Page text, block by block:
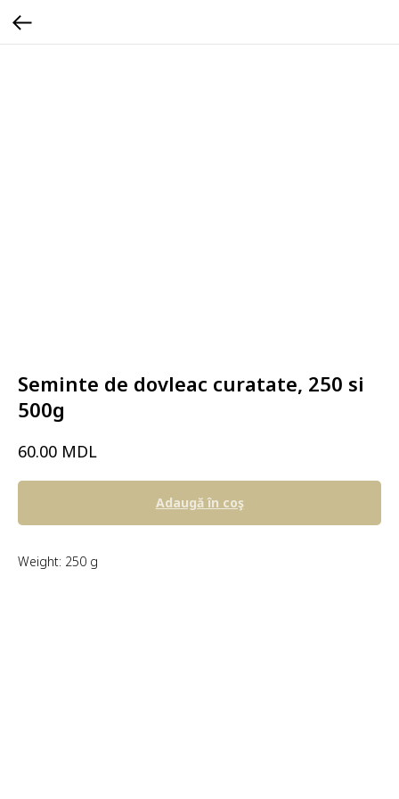
Seminte de dovleac curatate, 250 si
500g
60.00 MDL
Adaugă în coş
Weight: 250 g